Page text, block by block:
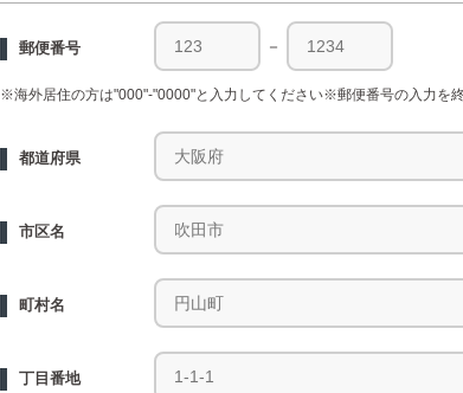
郵便番号 －
※海外居住の方は"000"-"0000"と入力してください※郵便番号の入力を
都道府県
市区名
町村名
丁目番地